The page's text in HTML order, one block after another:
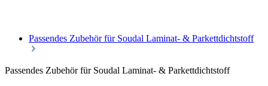
Passendes Zubehör für Soudal Laminat- & Parkettdichtstoff
Passendes Zubehör für Soudal Laminat- & Parkettdichtstoff